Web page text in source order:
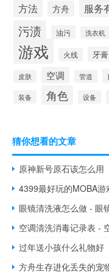
方法 方舟 服务
污渍 油污 洗衣机
游戏 火线 牙膏
皮肤 空调 管道
装备 角色 设备
猜你想看的文章
原神新号原石该怎么用
4399最好玩的MOBA游
眼镜清洗液怎么做 - 眼
空调清洗消毒记录表 -
过年送小孩什么礼物好
方舟生存进化丢失的宠